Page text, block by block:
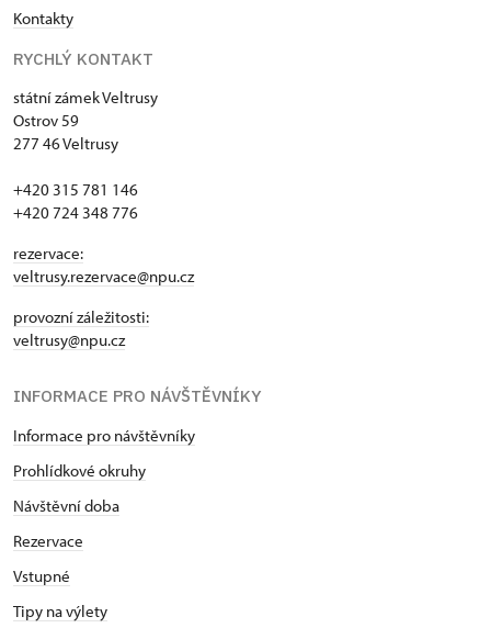
Kontakty
RYCHLÝ KONTAKT
státní zámek Veltrusy
Ostrov 59
277 46 Veltrusy
+420 315 781 146
+420 724 348 776
rezervace:
veltrusy.rezervace@npu.cz
provozní záležitosti:
veltrusy@npu.cz
INFORMACE PRO NÁVŠTĚVNÍKY
Informace pro návštěvníky
Prohlídkové okruhy
Návštěvní doba
Rezervace
Vstupné
Tipy na výlety